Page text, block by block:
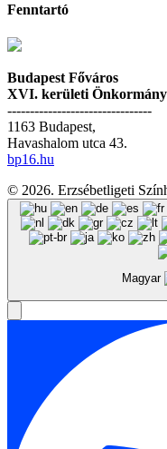
Fenntartó
Budapest Főváros
XVI. kerületi
--------------------------------
1163 Budapest,
Havashalom utca 43.
bp16.hu
© 2026. Erzsébetligeti
Magyar